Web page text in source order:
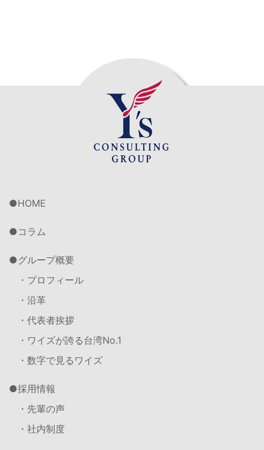
HOME
コラム
グループ概要
・プロフィール
・沿革
・代表者挨拶
・ワイズが誇る台湾No.1
・数字で見るワイズ
採用情報
・先輩の声
・社内制度